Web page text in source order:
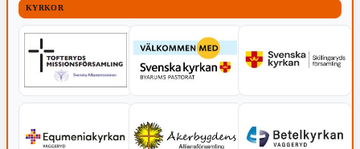
KYRKOR